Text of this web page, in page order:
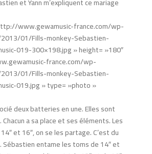
www.gewamusic-france.com/wp-
01/Fills-monkey-Sebastien-
019-300×198.jpg » height= »180″
france.com/wp-
01/Fills-monkey-Sebastien-
019.jpg » type= »photo »
deux batteries en une. Elles sont
a sa place et ses éléments. Les
et 16″, on se les partage. C’est du
Sébastien entame les toms de 14″ et